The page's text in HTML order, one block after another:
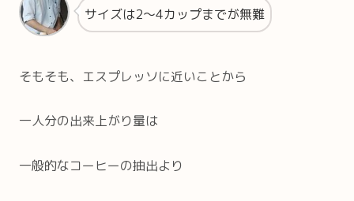
サイズは2～4カップまでが無難
そもそも、エスプレッソに近いことから
一人分の出来上がり量は
一般的なコーヒーの抽出より